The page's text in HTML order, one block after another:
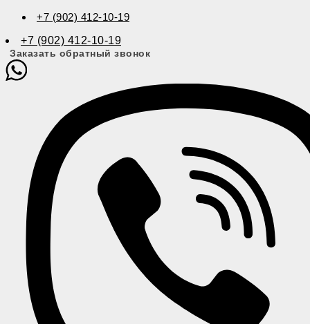
+7 (902) 412-10-19
+7 (902) 412-10-19
Заказать обратный звонок